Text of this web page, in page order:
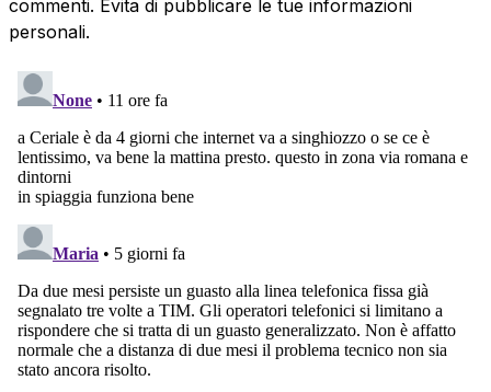
commenti. Evita di pubblicare le tue informazioni
personali.